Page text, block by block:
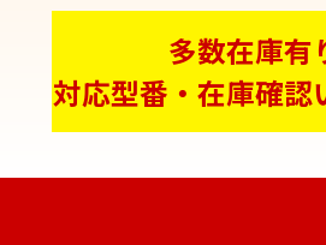
多数在庫有
対応型番・在庫確認